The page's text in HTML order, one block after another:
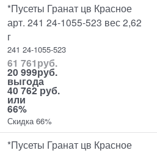
*Пусеты Гранат цв Красное
арт. 241 24-1055-523 вес 2,62
г
241 24-1055-523
61 761руб.
20 999руб.
выгода
40 762 руб.
или
66%
Скидка 66%
*Пусеты Гранат цв Красное